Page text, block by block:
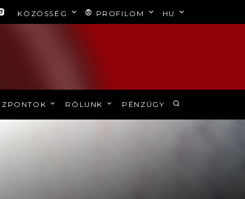
KÖZÖSSÉG PROFILOM HU
RÓLUNK PÉNZÜGY